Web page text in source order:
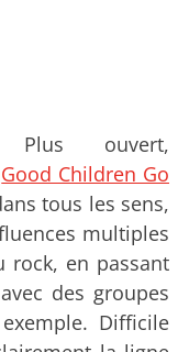
Plus ouvert,
Good Children Go
tous les sens,
multiples
rock, en passant
des groupes
Difficile